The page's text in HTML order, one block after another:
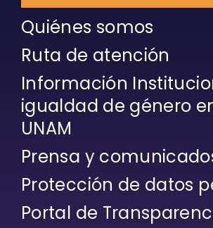
Quiénes somos
Ruta de atención
Información
igualdad de género
UNAM
Prensa y
Protección de datos
Portal de